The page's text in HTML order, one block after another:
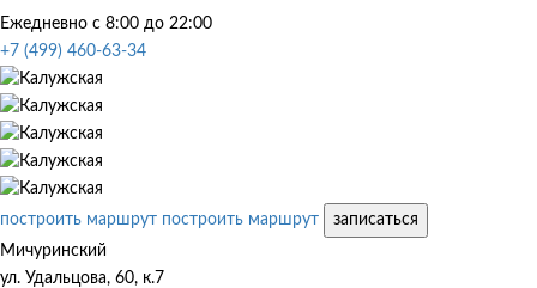
Ежедневно с 8:00 до 22:00
+7 (499) 460-63-34
построить маршрут построить маршрут
записаться
Мичуринский
ул. Удальцова, 60, к.7